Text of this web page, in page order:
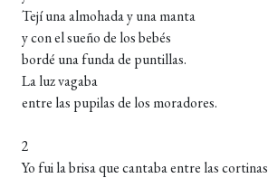
Tejí una almohada y una manta
y con el sueño de los bebés
bordé una funda de puntillas.
La luz vagaba
entre las pupilas de los moradores.
2
Yo fui la brisa que cantaba entre las cortinas